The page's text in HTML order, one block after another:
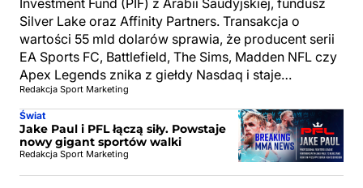
Investment Fund (PIF) z Arabii Saudyjskiej, fundusz
Silver Lake oraz Affinity Partners. Transakcja o
wartości 55 mld dolarów sprawia, że producent serii
EA Sports FC, Battlefield, The Sims, Madden NFL czy
Apex Legends znika z giełdy Nasdaq i staje…
Redakcja Sport Marketing
Świat
Jake Paul i PFL łączą siły. Powstaje
nowy gigant sportów walki
Redakcja Sport Marketing